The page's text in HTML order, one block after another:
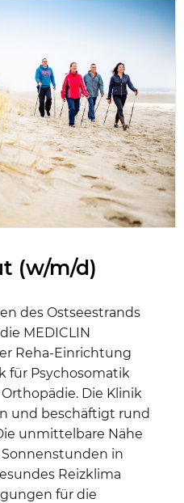
(w/m/d)
des Ostseestrands
MEDICLIN
Reha-Einrichtung
für Psychosomatik
Die Klinik
und beschäftigt rund
unmittelbare Nähe
in
Reizklima
für die